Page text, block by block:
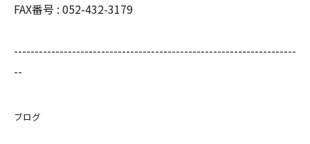
FAX番号 : 052-432-3179
--------------------------------------------------------------------
--
ブログ